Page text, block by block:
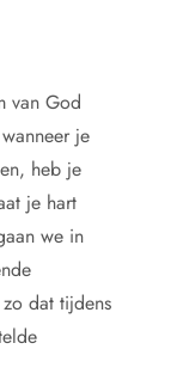
van God
je
heb je
je hart
we in
dat tijdens